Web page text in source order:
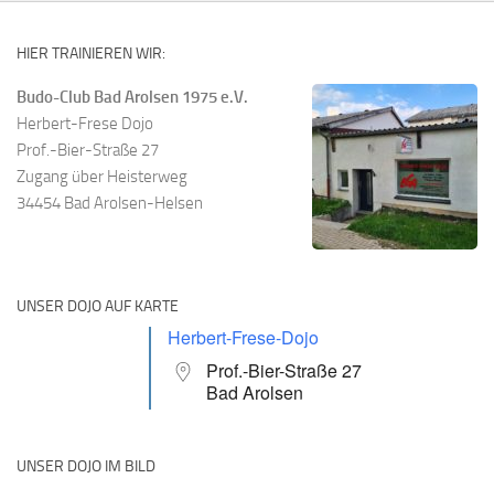
HIER TRAINIEREN WIR:
Budo-Club Bad Arolsen 1975 e.V.
Herbert-Frese Dojo
Prof.-Bier-Straße 27
Zugang über Heisterweg
34454 Bad Arolsen-Helsen
UNSER DOJO AUF KARTE
Herbert-Frese-Dojo
Prof.-Bier-Straße 27
Bad Arolsen
UNSER DOJO IM BILD